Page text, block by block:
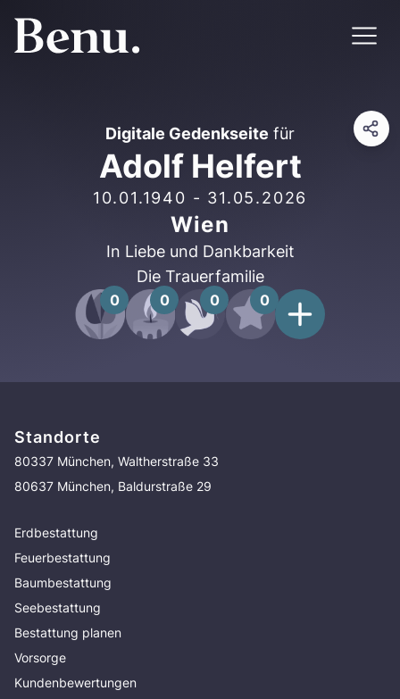
Digitale Gedenkseite für
Adolf Helfert
10.01.1940 - 31.05.2026
Wien
In Liebe und Dankbarkeit
Die Trauerfamilie
0 0 0 0
Standorte
80337 München, Waltherstraße 33
80637 München, Baldurstraße 29
Erdbestattung
Feuerbestattung
Baumbestattung
Seebestattung
Bestattung planen
Vorsorge
Kundenbewertungen